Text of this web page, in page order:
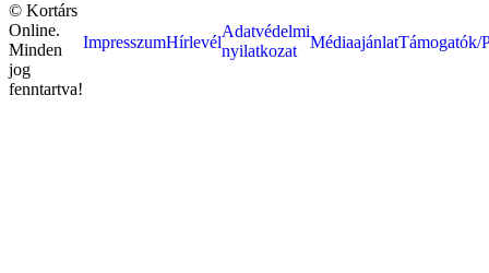
© Kortárs
Online.
Minden
jog
fenntartva!
ImpresszumHírlevél
Adatvédelmi
nyilatkozat
MédiaajánlatTámogatók/